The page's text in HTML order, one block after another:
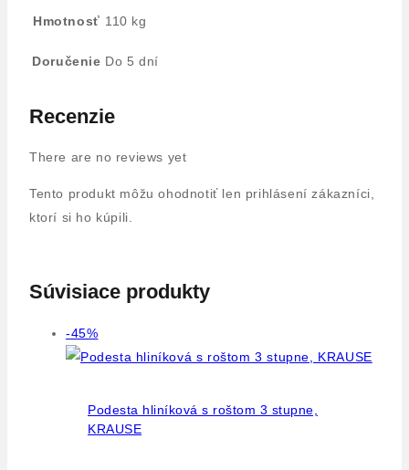
Hmotnosť 110 kg
Doručenie Do 5 dní
Recenzie
There are no reviews yet
Tento produkt môžu ohodnotiť len prihlásení zákazníci,
ktorí si ho kúpili.
Súvisiace produkty
-45%
Podesta hliníková s roštom 3 stupne,
KRAUSE